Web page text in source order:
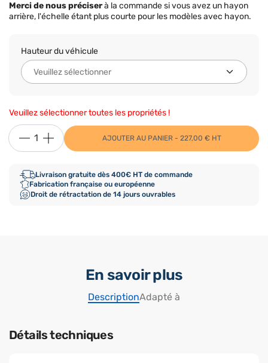
Merci de nous préciserà la commande si vous avez un hayon
arrière, l'échelle étant plus courte pour les modèles avec hayon.
Hauteur du véhicule
Veuillez sélectionner toutes les propriétés !
AJOUTER AU PANIER - 227,00 € HT
Livraison gratuite dès 400€ HT de commande
Fabrication française ou européenne
Droit de rétractation de 14 jours ouvrables
En savoir plus
DescriptionAdapté à
Détails techniques